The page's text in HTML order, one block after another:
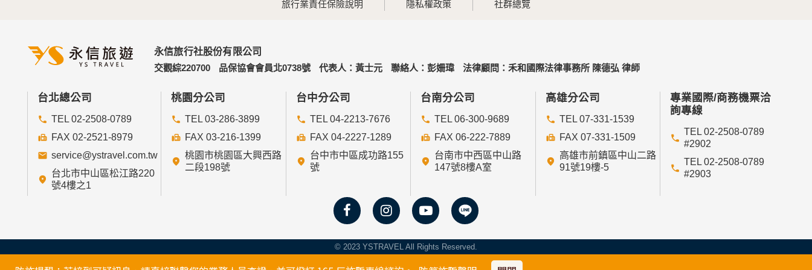
旅行業責任保險說明 隱私權政策 社群總覽
永信旅行社股份有限公司
交觀綜220700
品保協會會員北0738號 代表人：黃士元 聯絡人：彭姍瑋 法律顧問：禾和國際法律事務所 陳德弘 律師
台北總公司
TEL 02-2508-0789
FAX 02-2521-8979
service@ystravel.com.tw
台北市中山區松江路220
號4樓之1
桃園分公司
TEL 03-286-3899
FAX 03-216-1399
桃園市桃園區大興西路
二段198號
台中分公司
TEL 04-2213-7676
FAX 04-2227-1289
台中市中區成功路155
號
台南分公司
TEL 06-300-9689
FAX 06-222-7889
台南市中西區中山路
147號8樓A室
高雄分公司
TEL 07-331-1539
FAX 07-331-1509
高雄市前鎮區中山二路
91號19樓-5
專業國際/商務機票洽
詢專線
TEL 02-2508-0789
#2902
TEL 02-2508-0789
#2903
© 2023 YSTRAVEL All Rights Reserved.